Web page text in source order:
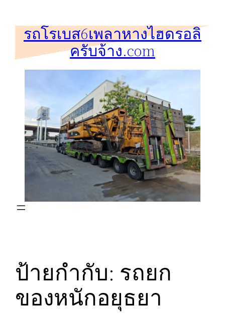
รถโรเบส6เพลาหางไฮดรอลิ
ครับจ้าง.com
ป้ายกำกับ: รถยก
ของหนักอยุธยา